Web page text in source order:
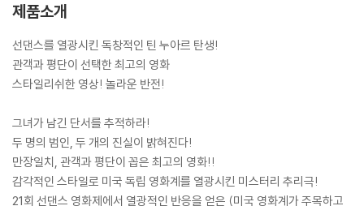
제품소개
선댄스를 열광시킨 독창적인 틴 누아르 탄생!
관객과 평단이 선택한 최고의 영화
스타일리쉬한 영상! 놀라운 반전!
그녀가 남긴 단서를 추적하라!
두 명의 범인, 두 개의 진실이 밝혀진다!
만장일치, 관객과 평단이 꼽은 최고의 영화!!
감각적인 스타일로 미국 독립 영화계를 열광시킨 미스터리 추리극!
21회 선댄스 영화제에서 열광적인 반응을 얻은 (미국 영화계가 주목하고